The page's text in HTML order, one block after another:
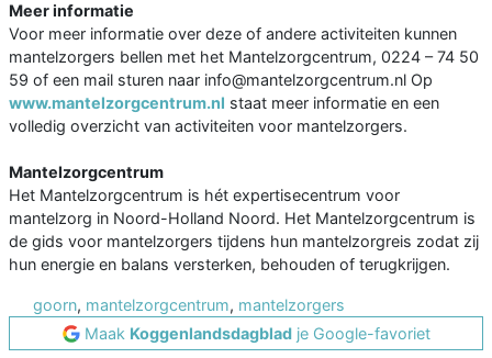
Meer informatie
Voor meer informatie over deze of andere activiteiten kunnen
mantelzorgers bellen met het Mantelzorgcentrum, 0224 – 74 50
59 of een mail sturen naar info@mantelzorgcentrum.nl Op
www.mantelzorgcentrum.nl staat meer informatie en een
volledig overzicht van activiteiten voor mantelzorgers.
Mantelzorgcentrum
Het Mantelzorgcentrum is hét expertisecentrum voor
mantelzorg in Noord-Holland Noord. Het Mantelzorgcentrum is
de gids voor mantelzorgers tijdens hun mantelzorgreis zodat zij
hun energie en balans versterken, behouden of terugkrijgen.
goorn, mantelzorgcentrum, mantelzorgers
Maak Koggenlandsdagbladje Google-favoriet